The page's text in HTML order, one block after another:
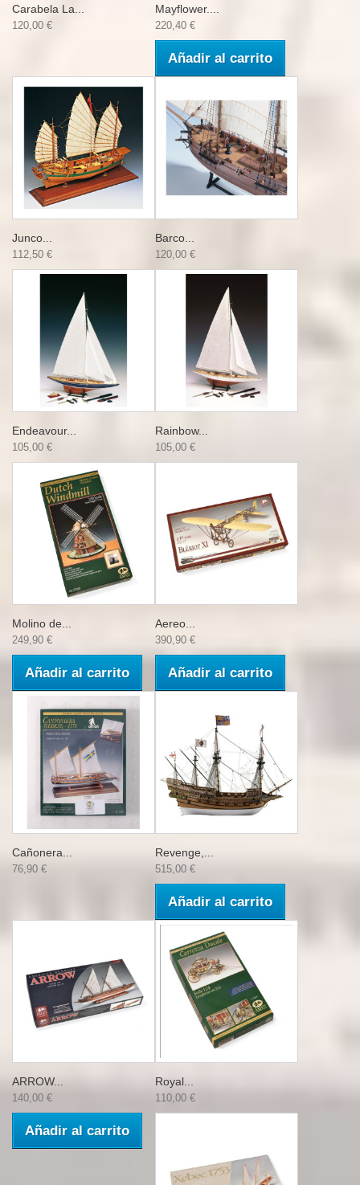
Carabela La...
120,00 €
Mayflower....
220,40 €
Añadir al carrito
Junco...
112,50 €
Barco...
120,00 €
Endeavour...
105,00 €
Rainbow...
105,00 €
Molino de...
249,90 €
Añadir al carrito
Aereo...
390,90 €
Añadir al carrito
Cañonera...
76,90 €
Revenge,...
515,00 €
Añadir al carrito
ARROW...
140,00 €
Añadir al carrito
Royal...
110,00 €